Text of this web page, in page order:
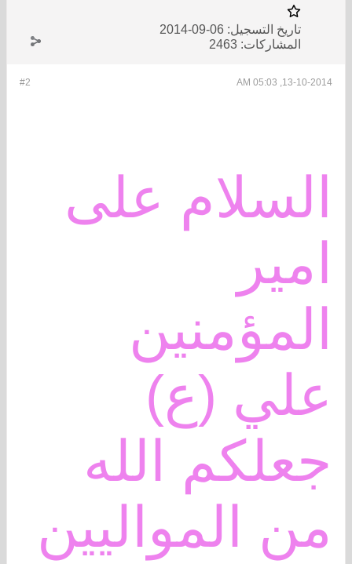
تاريخ التسجيل: 06-09-2014
المشاركات: 2463
#2 13-10-2014, 05:03 AM
السلام على
امير
المؤمنين
علي (ع)
جعلكم الله
من المواليين